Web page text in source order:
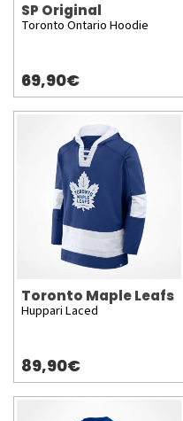
SP Original
Toronto Ontario Hoodie
69,90€
Toronto Maple Leafs
Huppari Laced
89,90€